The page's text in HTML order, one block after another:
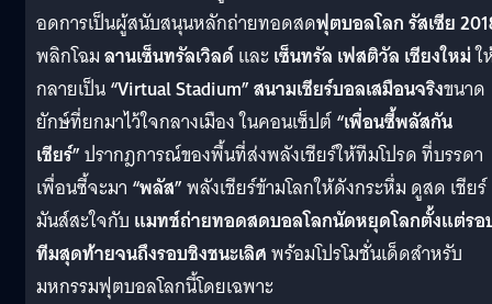
อดการเป็นผู้สนับสนุนหลักถ่ายทอดสดฟุตบอลโลก รัสเซีย
พลิกโฉมลานเซ็นทรัลเวิลด์และเซ็นทรัล เฟสติวัล เชียงใหม่ใ
กลายเป็น“Virtual Stadium”สนามเชียร์บอลเสมือนจริงขนาด
ยักษ์ที่ยกมาไว้ใจกลางเมือง ในคอนเซ็ปต์“เพื่อนซี้พลัสกัน
เชียร์”ปรากฎการณ์ของพื้นที่ส่งพลังเชียร์ให้ทีมโปรด ที่บรรดา
เพื่อนซี้จะมา “พลัส”พลังเชียร์ข้ามโลกให้ดังกระหึ่ม ดูสด เชียร์
มันส์สะใจกับ แมทช์ถ่ายทอดสดบอลโลกนัดหยุดโลกตั้งแต่รอ
ทีมสุดท้ายจนถึงรอบชิงชนะเลิศพร้อมโปรโมชั่นเด็ดสำหรับ
มหกรรมฟุตบอลโลกนี้โดยเฉพาะ